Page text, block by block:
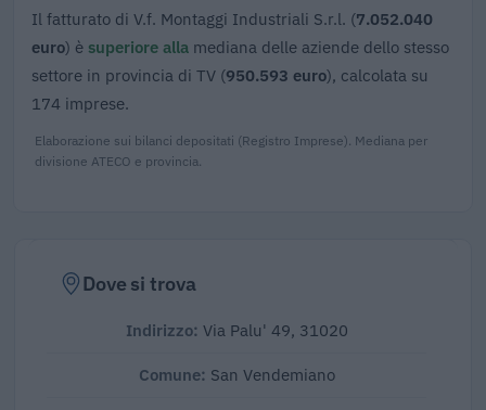
Il fatturato di V.f. Montaggi Industriali S.r.l. (7.052.040
euro) è superiore alla mediana delle aziende dello stesso
settore in provincia di TV (950.593 euro), calcolata su
174 imprese.
Elaborazione sui bilanci depositati (Registro Imprese). Mediana per
divisione ATECO e provincia.
Dove si trova
Indirizzo: Via Palu' 49, 31020
Comune: San Vendemiano